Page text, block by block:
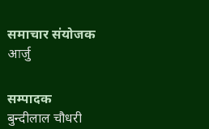
समाचार संयोजक
आर्जु
सम्पादक
बुन्दीलाल चौधरी